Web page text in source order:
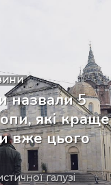
назвали 5
які краще
вже цього